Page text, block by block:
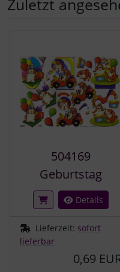
Zuletzt
504169
Geburtstag
Details
Lieferzeit: sofort
lieferbar
0,69